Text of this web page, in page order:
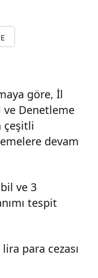
göre, İl
ve Denetleme
çeşitli
devam
ve 3
tespit
para cezası